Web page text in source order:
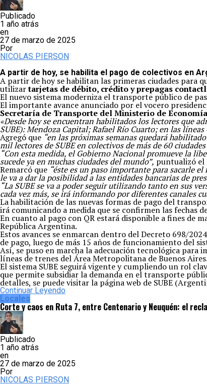
Publicado
1 año atrás
en
27 de marzo de 2025
Por
NICOLAS PIERSON
A partir de hoy, se habilita el pago de colectivos en
A partir de hoy se habilitan las primeras ciudades para
utilizartarjetas de débito, crédito y prepagas
El nuevo sistema moderniza el transporte público de
El importante avance anunciado por el vocero
Secretaría de Transporte del Ministerio de
«Desde hoy se encuentran habilitados los lectores que
SUBE): Mendoza Capital; Rafael Río Cuarto; en las
Agregó que “en las próximas semanas quedará
mil lectores de SUBE en colectivos de más de 60
“Con esta medida, el Gobierno Nacional promueve la
sucede ya en muchas ciudades del mundo”, puntualizó
Remarcó que “éste es un paso importante para sacarle
le va a dar la posibilidad a las entidades bancarias de
“La SUBE se va a poder seguir utilizando tanto en sus
cada vez más, se irá informando por diferentes canales
La habilitación de las nuevas formas de pago del
irá comunicando a medida que se confirmen las fechas
En cuanto al pago con QR estará disponible a fines de
República Argentina.
Estos avances se enmarcan dentro del Decreto 698/
de pago, luego de más 15 años de funcionamiento del
Así, se puso en marcha la adecuación tecnológica para
líneas de trenes del Área Metropolitana de Buenos Aires.
El sistema SUBE seguirá vigente y cumpliendo un rol
que permite subsidiar la demanda en el transporte
detalles, se puede visitar la página web de SUBE
Continuar Leyendo
Locales
Corte y caos en Ruta 7, entre Centenario y Neuquén: el
Publicado
1 año atrás
en
27 de marzo de 2025
Por
NICOLAS PIERSON